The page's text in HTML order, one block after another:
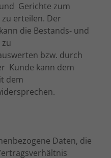
Gerichte zum
erteilen. Der
die Bestands- und
bzw. durch
Kunde kann dem
dem
Daten, die